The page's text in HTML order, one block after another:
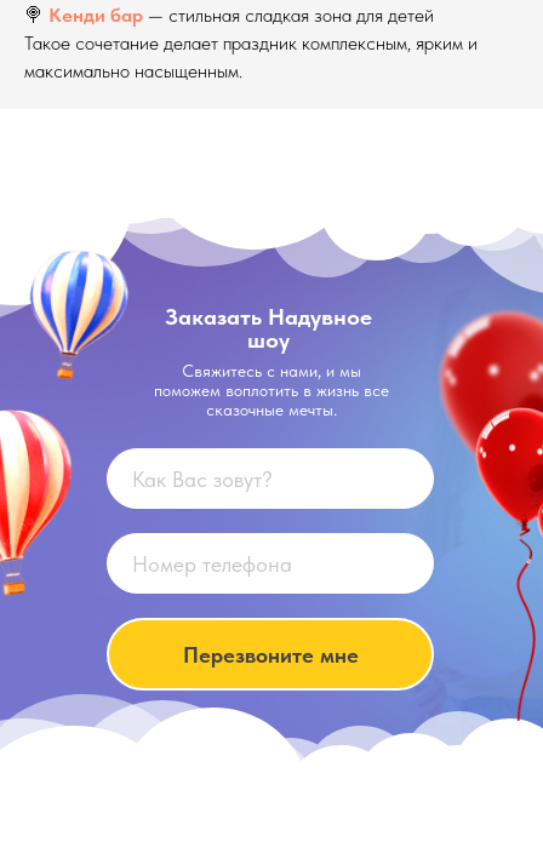
🍭 Кенди бар — стильная сладкая зона для детей
Такое сочетание делает праздник комплексным, ярким и
максимально насыщенным.
Заказать Надувное
шоу
Свяжитесь с нами, и мы
поможем воплотить в жизнь все
сказочные мечты.
Перезвоните мне